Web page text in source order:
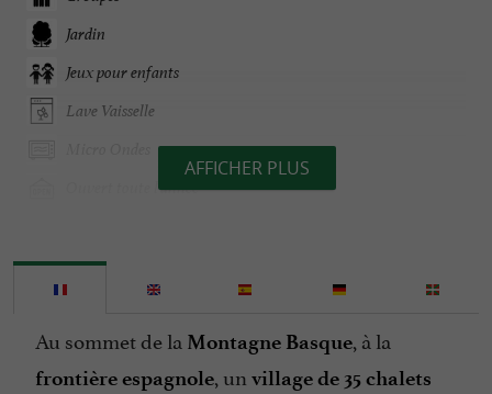
Jardin
Jeux pour enfants
Lave Vaisselle
Ouvert toute l'année
Parle espagnol
Restaurant
Salon de Jardin
Vue sur la montagne
AFFICHER PLUS
Au sommet de la Montagne Basque, à la
frontière espagnole, un village de 35 chalets